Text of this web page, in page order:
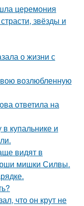
церемония
звёзды и
о жизни с
возлюбленную
ответила на
купальнике и
видят в
мишки Силвы.
что он крут не